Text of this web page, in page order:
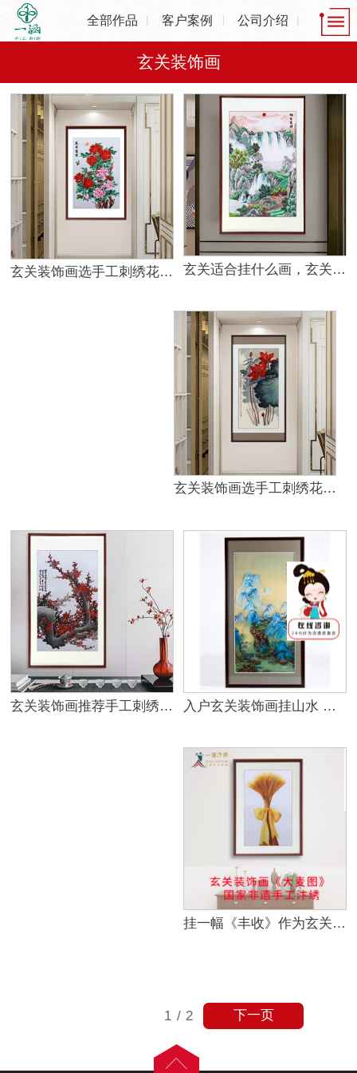
全部作品 客户案例 公司介绍
玄关装饰画
玄关装饰画选手工刺绣花鸟画 旺财助运好帮手 玄关适合挂什么画，玄关推荐手工刺绣 ，原因有这些
玄关装饰画选手工刺绣花鸟-家中美如仙境
入户玄关装饰画挂山水 手工刺绣显境界
玄关装饰画推荐手工刺绣吉祥花鸟图
挂一幅《丰收》作为玄关装饰画吧
1 / 2 下一页